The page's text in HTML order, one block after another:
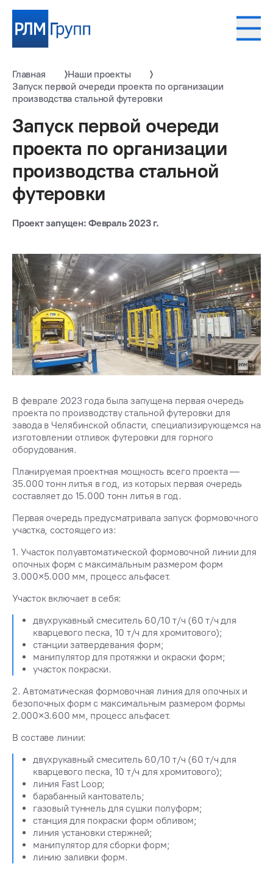
Главная
Наши проекты
Запуск первой очереди проекта по организации
производства стальной футеровки
Запуск первой очереди
проекта по организации
производства стальной
футеровки
Проект запущен: Февраль 2023 г.
В феврале 2023 года была запущена первая очередь
проекта по производству стальной футеровки для
завода в Челябинской области, специализирующемся на
изготовлении отливок футеровки для горного
оборудования.
Планируемая проектная мощность всего проекта —
35.000 тонн литья в год, из которых первая очередь
составляет до 15.000 тонн литья в год.
Первая очередь предусматривала запуск формовочного
участка, cостоящего из:
1. Участок полуавтоматической формовочной линии для
опочных форм с максимальным размером форм
3.000×5.000 мм, процесс альфасет.
Участок включает в себя:
двухрукавный смеситель 60/10 т/ч (60 т/ч для
кварцевого песка, 10 т/ч для хромитового);
станции затвердевания форм;
манипулятор для протяжки и окраски форм;
участок покраски.
2. Автоматическая формовочная линия для опочных и
безопочных форм с максимальным размером формы
2.000×3.600 мм, процесс альфасет.
В составе линии:
двухрукавный смеситель 60/10 т/ч (60 т/ч для
кварцевого песка, 10 т/ч для хромитового);
линия Fast Loop;
барабанный кантователь;
газовый туннель для сушки полуформ;
станция для покраски форм обливом;
линия установки стержней;
манипулятор для сборки форм;
линию заливки форм.